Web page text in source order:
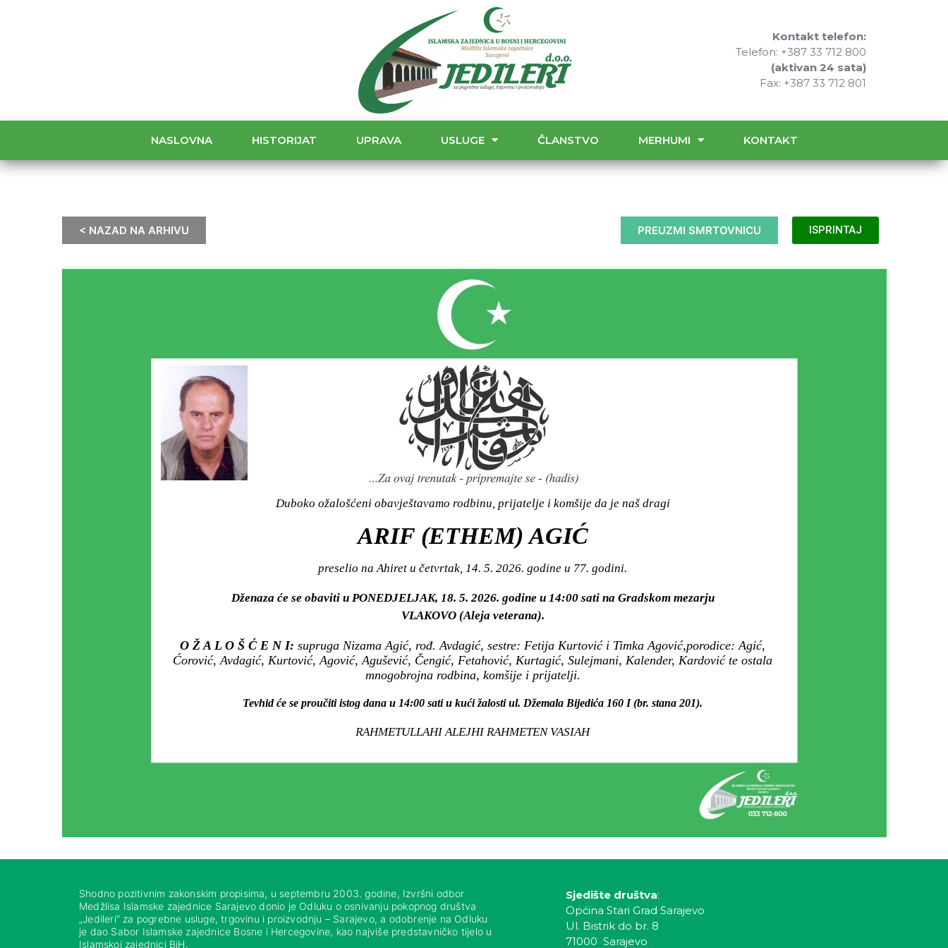
Kontakt telefon:
Telefon: +387 33 712 800
(aktivan 24 sata)
Fax: +387 33 712 801
NASLOVNA HISTORIJAT UPRAVA USLUGE ČLANSTVO MERHUMI KONTAKT
< NAZAD NA ARHIVU PREUZMI SMRTOVNICU ISPRINTAJ
Duboko ožalošćeni obavještavamo rodbinu, prijatelje i komšije da je naš dragi
ARIF (ETHEM) AGIĆ
preselio na Ahiret u četvrtak, 14. 5. 2026. godine u 77. godini.
Dženaza će se obaviti u PONEDJELJAK, 18. 5. 2026. godine u 14:00 sati na Gradskom mezarju
VLAKOVO (Aleja veterana).
O Ž A L O Š Ć E N I: supruga Nizama Agić, rođ. Avdagić, sestre: Fetija Kurtović i Timka Agović,porodice: Agić,
Ćorović, Avdagić, Kurtović, Agović, Agušević, Čengić, Fetahović, Kurtagić, Sulejmani, Kalender, Kardović te ostala
mnogobrojna rodbina, komšije i prijatelji.
Tevhid će se proučiti istog dana u 14:00 sati u kući žalosti ul. Džemala Bijedića 160 I (br. stana 201).
RAHMETULLAHI ALEJHI RAHMETEN VASIAH
Shodno pozitivnim zakonskim propisima, u septembru 2003. godine, Izvršni odbor
Medžlisa Islamske zajednice Sarajevo donio je Odluku o osnivanju pokopnog društva
„Jedileri“ za pogrebne usluge, trgovinu i proizvodnju – Sarajevo, a odobrenje na Odluku
je dao Sabor Islamske zajednice Bosne i Hercegovine, kao najviše predstavničko tijelo u
Islamskoj zajednici BiH.
Sjedište društva:
Općina Stari Grad Sarajevo
Ul. Bistrik do br. 8
71000 Sarajevo